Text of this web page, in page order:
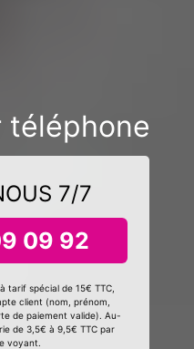
téléphone
7/7
09 92
tarif spécial de 15€ TTC,
client (nom, prénom,
de paiement valide). Au-
de 3,5€ à 9,5€ TTC par
voyant.